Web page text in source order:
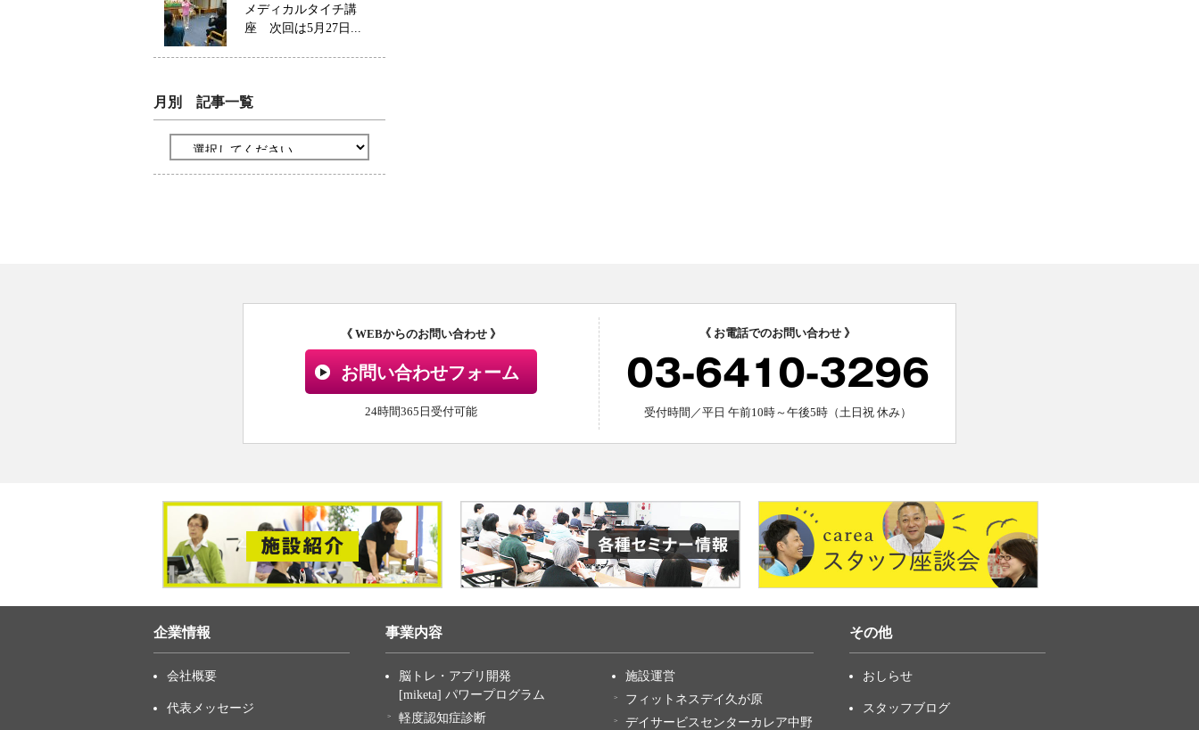
メディカルタイチ講
座 次回は5月27日...
月別 記事一覧
《 WEBからのお問い合わせ 》
お問い合わせフォーム
24時間365日受付可能
《 お電話でのお問い合わせ 》
03-6410-3296
受付時間／平日 午前10時～午後5時（土日祝 休み）
企業情報
会社概要
代表メッセージ
事業内容
脳トレ・アプリ開発
[miketa] パワープログラム
軽度認知症診断
施設運営
フィットネスデイ久が原
デイサービスセンターカレア中野
その他
おしらせ
スタッフブログ